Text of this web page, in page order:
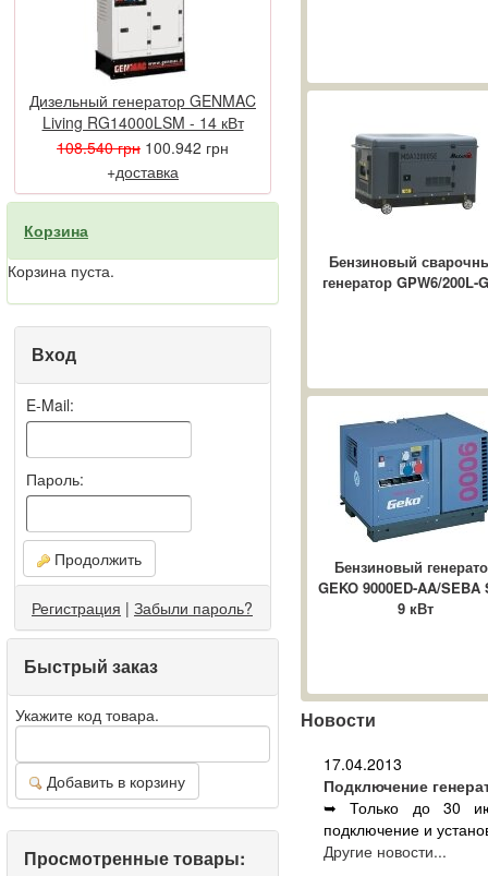
Самые частые
проблемные места в
сфере электроснабжения
Дизельные
электростанции в
современном мире
В современной жизни
ежедневно необходимо
бесперебойной
работоспособностью
энергозависимые
приборы, ...
Дизельный генератор GENMAC
Living RG14000LSM - 14 кВт
108.540 грн 100.942 грн
+доставка
Корзина
Корзина пуста.
Вход
E-Mail:
Пароль:
Продолжить
Регистрация | Забыли пароль?
Быстрый заказ
Укажите код товара.
Добавить в корзину
Просмотренные товары:
Бензиновый
генератор GPW6/200L-
Бензиновый
GEKO 9000ED-AA/SEBA
9 кВт
Новости
17.04.2013
Подключение
➥ Только до 30
подключение и
Другие новости...